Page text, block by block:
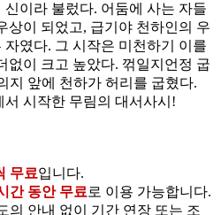
이라 불렀다. 어둠에 사는 자들
상이 되었고, 급기야 천하인의 우
였다. 그 시작은 미천하기 이를
없이 크고 높았다. 꺾일지언정 굽
지 앞에 천하가 허리를 굽혔다.
서 시작한 무림의 대서사시!
무료입니다.
간 동안 무료 로 이용 가능합니다.
의 안내 없이 기간 연장 또는 조